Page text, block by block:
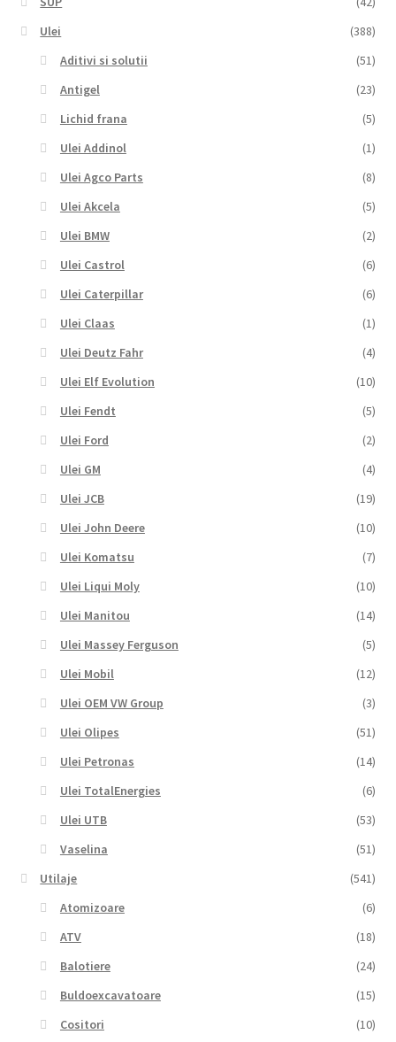
Ulei
(388)
Aditivi si solutii
(51)
Antigel
(23)
Lichid frana
(5)
Ulei Addinol
(1)
Ulei Agco Parts
(8)
Ulei Akcela
(5)
Ulei BMW
(2)
Ulei Castrol
(6)
Ulei Caterpillar
(6)
Ulei Claas
(1)
Ulei Deutz Fahr
(4)
Ulei Elf Evolution
(10)
Ulei Fendt
(5)
Ulei Ford
(2)
Ulei GM
(4)
Ulei JCB
(19)
Ulei John Deere
(10)
Ulei Komatsu
(7)
Ulei Liqui Moly
(10)
Ulei Manitou
(14)
Ulei Massey Ferguson
(5)
Ulei Mobil
(12)
Ulei OEM VW Group
(3)
Ulei Olipes
(51)
Ulei Petronas
(14)
Ulei TotalEnergies
(6)
Ulei UTB
(53)
Vaselina
(51)
Utilaje
(541)
Atomizoare
(6)
ATV
(18)
Balotiere
(24)
Buldoexcavatoare
(15)
Cositori
(10)